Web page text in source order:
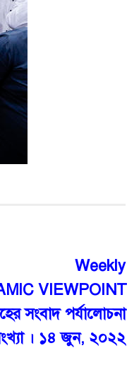
Weekly
VIEWPOINT
সংবাদ পর্যালোচনা
। ১৪ জুন, ২০২২